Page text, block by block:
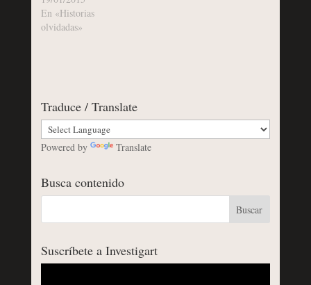
En «Historias
olvidadas»
Traduce / Translate
Powered by Translate
Busca contenido
Suscríbete a Investigart